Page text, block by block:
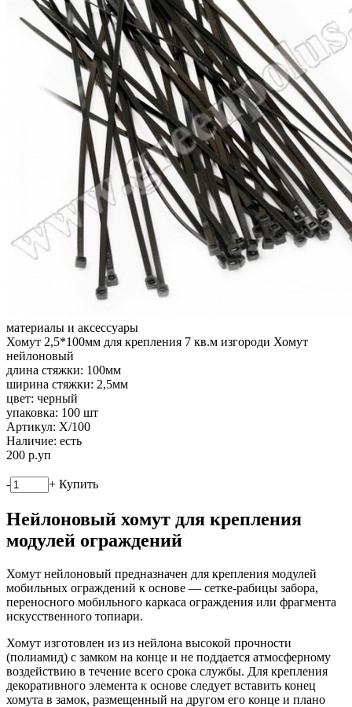
материалы и аксессуары
Хомут 2,5*100мм для крепления 7 кв.м изгороди Хомут
нейлоновый
длина стяжки: 100мм
ширина стяжки: 2,5мм
цвет: черный
упаковка: 100 шт
Артикул: X/100
Наличие: есть
200 р.уп
- + Купить
Нейлоновый хомут для крепления
модулей ограждений
Хомут нейлоновый предназначен для крепления модулей
мобильных ограждений к основе — сетке-рабицы забора,
переносного мобильного каркаса ограждения или фрагмента
искусственного топиари.
Хомут изготовлен из из нейлона высокой прочности
(полиамид) с замком на конце и не поддается атмосферному
воздействию в течение всего срока службы. Для крепления
декоративного элемента к основе следует вставить конец
хомута в замок, размещенный на другом его конце и плано